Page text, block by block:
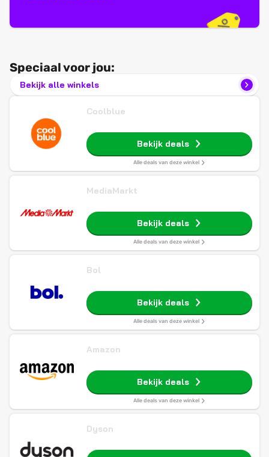
Speciaal voor jou:
Bekijk alle winkels
Coolblue
Bekijk deals
Alle deals van deze winkel
MediaMarkt
Bekijk deals
Alle deals van deze winkel
Bol
Bekijk deals
Alle deals van deze winkel
Amazon
Bekijk deals
Alle deals van deze winkel
Dyson